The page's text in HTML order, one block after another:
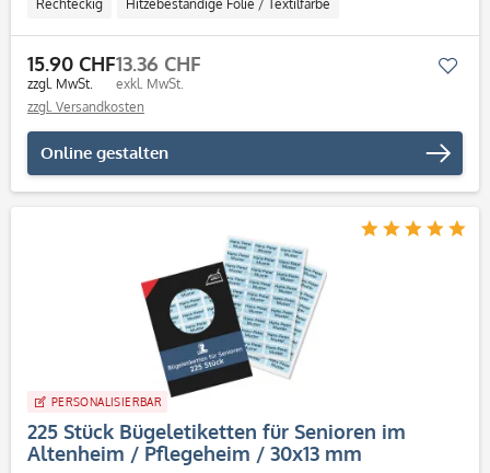
Rechteckig Hitzebeständige Folie / Textilfarbe
15.90 CHF
zzgl. MwSt.
13.36 CHF
exkl. MwSt.
zzgl. Versandkosten
Online gestalten
PERSONALISIERBAR
225 Stück Bügeletiketten für Senioren im
Altenheim / Pflegeheim / 30x13 mm